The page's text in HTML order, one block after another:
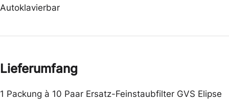
Autoklavierbar
Lieferumfang
1 Packung à 10 Paar Ersatz-Feinstaubfilter GVS Elipse